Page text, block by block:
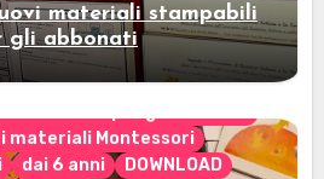
materiali stampabili
gli abbonati
materiali Montessori
dai 6 anni
DOWNLOAD